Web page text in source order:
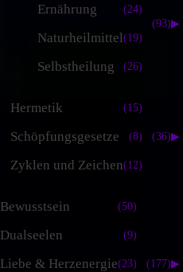
Ernährung (24)
Naturheilmittel(19)
Selbstheilung (26)
(93)▶
Hermetik (15)
Schöpfungsgesetze (8)
Zyklen und Zeichen(12)
(36)▶
Bewusstsein (50)
Dualseelen (9)
Liebe & Herzenergie(23) (177)▶